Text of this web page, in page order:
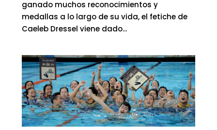
ganado muchos reconocimientos y
medallas a lo largo de su vida, el fetiche de
Caeleb Dressel viene dado...